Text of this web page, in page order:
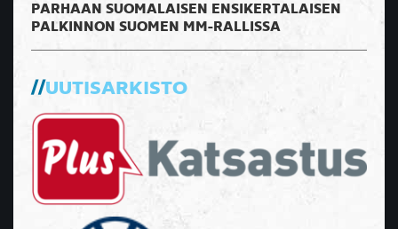
PARHAAN SUOMALAISEN ENSIKERTALAISEN
PALKINNON SUOMEN MM-RALLISSA
UUTISARKISTO